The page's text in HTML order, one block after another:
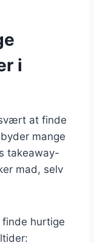
i
at finde
mange
takeaway-
mad, selv
finde hurtige